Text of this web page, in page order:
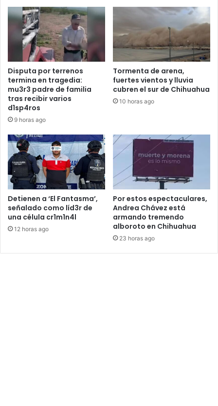
Disputa por terrenos
termina en tragedia:
mu3r3 padre de familia
tras recibir varios
d1sp4ros
9 horas ago
Tormenta de arena,
fuertes vientos y lluvia
cubren el sur de Chihuahua
10 horas ago
Detienen a ‘El Fantasma’,
señalado como líd3r de
una célula cr1m1n4l
12 horas ago
Por estos espectaculares,
Andrea Chávez está
armando tremendo
alboroto en Chihuahua
23 horas ago